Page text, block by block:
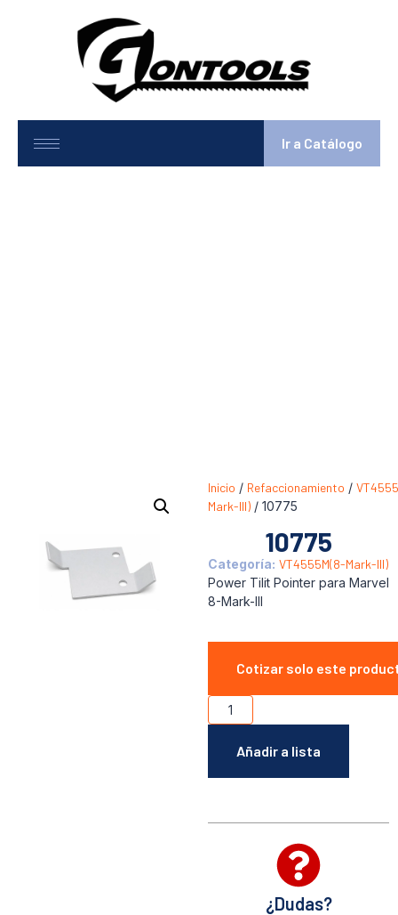
Ir a Catálogo
Inicio / Refaccionamiento /
Mark-III) / 10775
10775
Categoría: VT4555M(8-Mark-III)
Power Tilit Pointer para Marvel
8-Mark-III
Cotizar solo este
Añadir a lista
¿Dudas?